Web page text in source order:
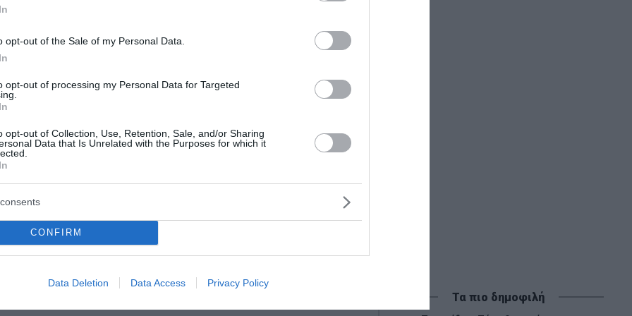
opt-out of the Sale of my Personal Data.
opt-out of processing my Personal Data for Targeted
opt-out of Collection, Use, Retention, Sale, and/or Sharing
Data that Is Unrelated with the Purposes for which it
CONFIRM
Data Deletion Data Access Privacy Policy
τον ενθουσιάζει τόσο η ανάληψή της, ολοκληρώθηκε με
τον Πειραιά. Πάντα θα τον θυμόμαστε και θα τον τιμούμε...
Lykavitos.gr στο Google News
όλες τις ειδήσεις
Τα πιο δημοφιλή